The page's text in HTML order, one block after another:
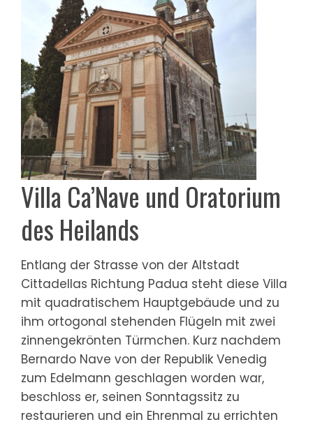
Villa Ca’Nave und Oratorium
des Heilands
Entlang der Strasse von der Altstadt
Cittadellas Richtung Padua steht diese Villa
mit quadratischem Hauptgebäude und zu
ihm ortogonal stehenden Flügeln mit zwei
zinnengekrönten Türmchen. Kurz nachdem
Bernardo Nave von der Republik Venedig
zum Edelmann geschlagen worden war,
beschloss er, seinen Sonntagssitz zu
restaurieren und ein Ehrenmal zu errichten